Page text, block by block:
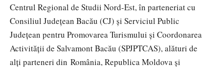
Centrul Regional de Studii Nord-Est, în parteneriat cu
Consiliul Județean Bacău (CJ) și Serviciul Public
Județean pentru Promovarea Turismului și Coordonarea
Activității de Salvamont Bacău (SPJPTCAS), alături de
alți parteneri din România, Republica Moldova și